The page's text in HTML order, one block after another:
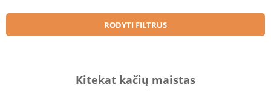
RODYTI FILTRUS
Kitekat kačių maistas